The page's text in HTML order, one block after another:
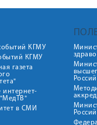
КГМУ
КГМУ
газета
интернет-
"МедТВ"
в СМИ